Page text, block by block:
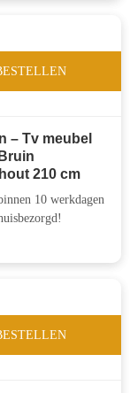
– Tv meubel
210 cm
10 werkdagen